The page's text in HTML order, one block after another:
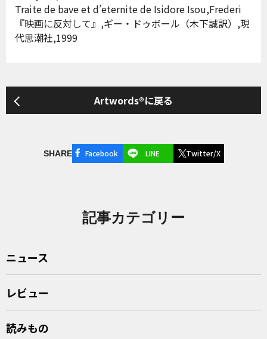
Traite de bave et d’eternite de Isidore Isou,Frederi
『映画に反対して』,ギー・ドゥボール（木下誠訳）,現
代思潮社,1999
Artwords®に戻る
SHARE Facebook LINE Twitter/X
記事カテゴリー
ニュース
レビュー
読みもの